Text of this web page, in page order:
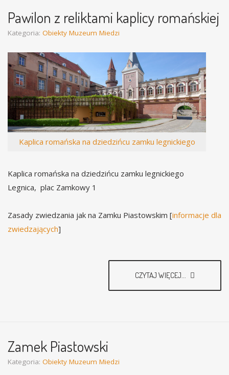
Pawilon z reliktami kaplicy romańskiej
Kategoria: Obiekty Muzeum Miedzi
Kaplica romańska na dziedzińcu zamku legnickiego
Kaplica romańska na dziedzińcu zamku legnickiego
Legnica, plac Zamkowy 1
Zasady zwiedzania jak na Zamku Piastowskim [informacje dla
zwiedzających]
CZYTAJ WIĘCEJ...
Zamek Piastowski
Kategoria: Obiekty Muzeum Miedzi